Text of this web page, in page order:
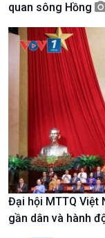
Podcast
quan sông Hồng
Đại hội MTTQ Việt
gần dân và hành